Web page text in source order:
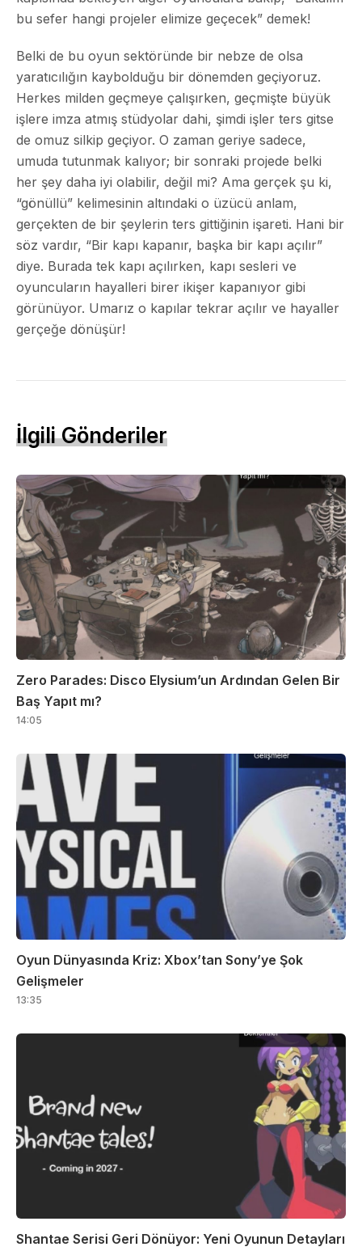
bu sefer hangi projeler elimize geçecek” demek!
Belki de bu oyun sektöründe bir nebze de olsa
yaratıcılığın kaybolduğu bir dönemden geçiyoruz.
Herkes milden geçmeye çalışırken, geçmişte büyük
işlere imza atmış stüdyolar dahi, şimdi işler ters gitse
de omuz silkip geçiyor. O zaman geriye sadece,
umuda tutunmak kalıyor; bir sonraki projede belki
her şey daha iyi olabilir, değil mi? Ama gerçek şu ki,
“gönüllü” kelimesinin altındaki o üzücü anlam,
gerçekten de bir şeylerin ters gittiğinin işareti. Hani bir
söz vardır, “Bir kapı kapanır, başka bir kapı açılır”
diye. Burada tek kapı açılırken, kapı sesleri ve
oyuncuların hayalleri birer ikişer kapanıyor gibi
görünüyor. Umarız o kapılar tekrar açılır ve hayaller
gerçeğe dönüşür!
İlgili Gönderiler
Zero Parades: Disco Elysium’un Ardından Gelen Bir
Baş Yapıt mı?
14:05
Oyun Dünyasında Kriz: Xbox’tan Sony’ye Şok
Gelişmeler
13:35
Shantae Serisi Geri Dönüyor: Yeni Oyunun Detayları